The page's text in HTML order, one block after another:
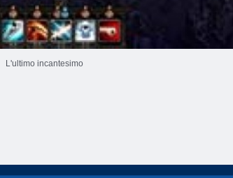
L'ultimo incantesimo